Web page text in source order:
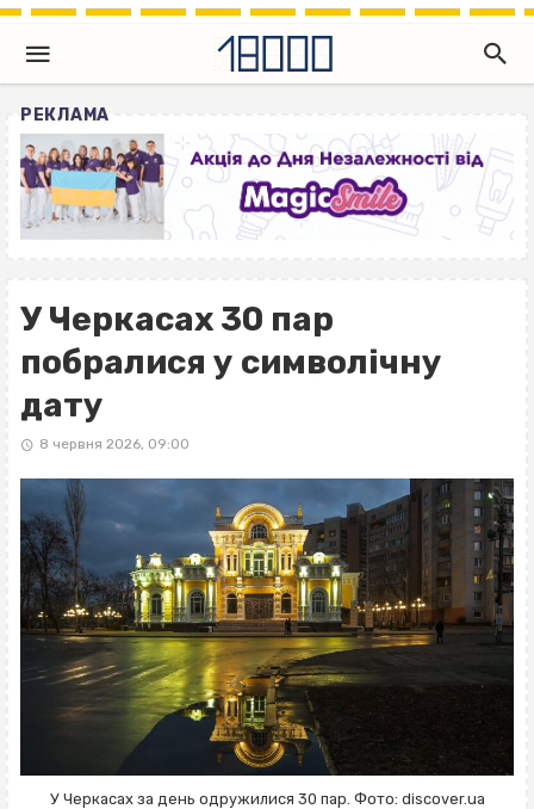
РЕКЛАМА
У Черкасах 30 пар
побралися у символічну
дату
8 червня 2026, 09:00
У Черкасах за день одружилися 30 пар. Фото: discover.ua